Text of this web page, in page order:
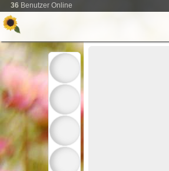
36 Benutzer Online